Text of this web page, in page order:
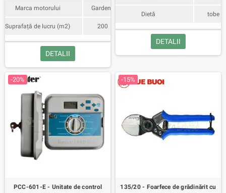
Marca motorului Gardena
Suprafață de lucru (m2) 200
DETALII
Dietă tobe
DETALII
-20%
PCC-601-E - Unitate de control
-15%
135/20 - Foarfece de grădinărit cu